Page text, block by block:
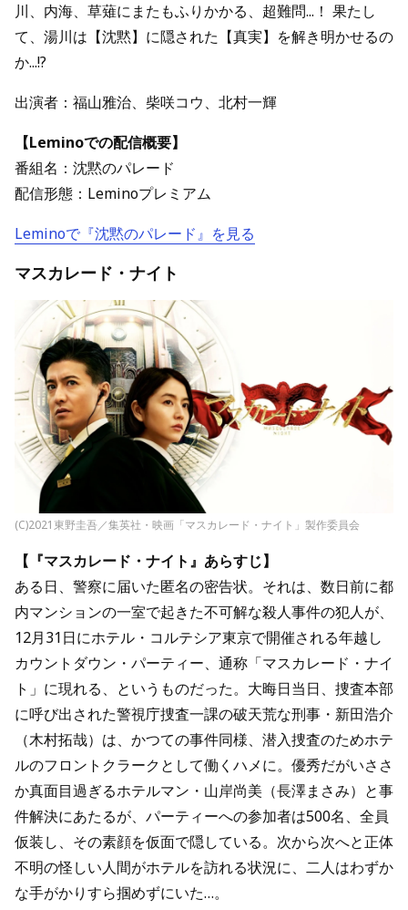
川、内海、草薙にまたもふりかかる、超難問...！ 果たし
て、湯川は【沈黙】に隠された【真実】を解き明かせるの
か...!?
出演者：福山雅治、柴咲コウ、北村一輝
【Leminoでの配信概要】
番組名：沈黙のパレード
配信形態：Leminoプレミアム
Leminoで『沈黙のパレード』を見る
マスカレード・ナイト
(C)2021東野圭吾／集英社・映画「マスカレード・ナイト」製作委員会
【『マスカレード・ナイト』あらすじ】
ある日、警察に届いた匿名の密告状。それは、数日前に都
内マンションの一室で起きた不可解な殺人事件の犯人が、
12月31日にホテル・コルテシア東京で開催される年越し
カウントダウン・パーティー、通称「マスカレード・ナイ
ト」に現れる、というものだった。大晦日当日、捜査本部
に呼び出された警視庁捜査一課の破天荒な刑事・新田浩介
（木村拓哉）は、かつての事件同様、潜入捜査のためホテ
ルのフロントクラークとして働くハメに。優秀だがいささ
か真面目過ぎるホテルマン・山岸尚美（長澤まさみ）と事
件解決にあたるが、パーティーへの参加者は500名、全員
仮装し、その素顔を仮面で隠している。次から次へと正体
不明の怪しい人間がホテルを訪れる状況に、二人はわずか
な手がかりすら掴めずにいた…。